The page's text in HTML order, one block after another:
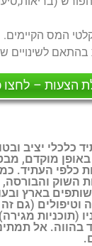
הצעות – לחצו
כלכלי יציב
מוקדם,
כלפי העתיד.
והבורסה,
בארץ
וטיפולים (גם
(תוכניות
אל